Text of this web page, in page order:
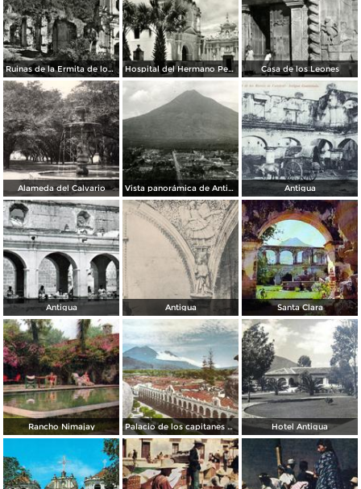
Ruinas de la Ermita de los Dolores Hospital del Hermano Pedro Casa de los Leones
Alameda del Calvario Vista panorámica de Antigua Antigua
Antigua Antigua Santa Clara
Rancho Nimajay Palacio de los capitanes generales Hotel Antigua